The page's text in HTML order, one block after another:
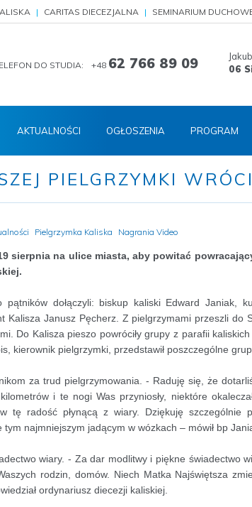
CARITAS DIECEZJALNA SEMINARIUM
DO STUDIA: +48 62 766 89 09
06
AKTUALNOŚCI OGŁOSZENIA PROGRAM
PIELGRZYMKI
Pielgrzymka Kaliska Nagrania Video
sierpnia na ulice miasta, aby powitać
dołączyli: biskup kaliski Edward Janiak,
Kalisza Janusz Pęcherz. Z pielgrzymami przeszli do
Do Kalisza pieszo powróciły grupy z parafii
kierownik pielgrzymki, przedstawił poszczególne
za trud pielgrzymowania. - Raduję się, że
i te nogi Was przyniosły, niektóre
tę radość płynącą z wiary. Dziękuję szczególnie
najmniejszym jadącym w wózkach – mówił bp
wiary. - Za dar modlitwy i piękne świadectwo
rodzin, domów. Niech Matka Najświętsza
ordynariusz diecezji kaliskiej.